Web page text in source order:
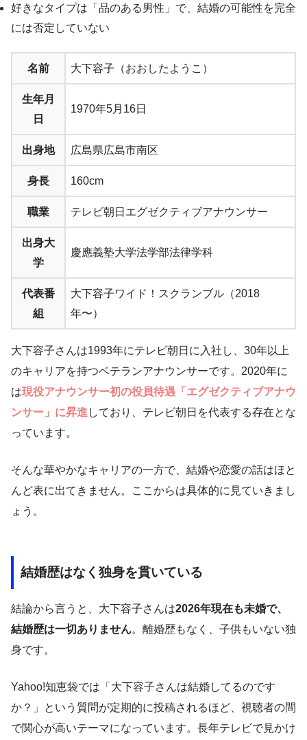
好きなタイプは「品のある男性」で、結婚の可能性を完全
には否定していない
名前 大下容子（おおしたようこ）
生年月
日
1970年5月16日
出身地 広島県広島市南区
身長 160cm
職業 テレビ朝日エグゼクティブアナウンサー
出身大
学
慶應義塾大学法学部法律学科
代表番
組
大下容子ワイド！スクランブル（2018
年〜）
大下容子さんは1993年にテレビ朝日に入社し、30年以上
のキャリアを持つベテランアナウンサーです。2020年に
は現役アナウンサー初の役員待遇「エグゼクティブアナウ
ンサー」に昇進しており、テレビ朝日を代表する存在とな
っています。
そんな華やかなキャリアの一方で、結婚や恋愛の話はほと
んど表に出てきません。ここからは具体的に見ていきまし
ょう。
結婚歴はなく独身を貫いている
結論から言うと、大下容子さんは2026年現在も未婚で、
結婚歴は一切ありません。離婚歴もなく、子供もいない独
身です。
Yahoo!知恵袋では「大下容子さんは結婚してるのです
か？」という質問が定期的に投稿されるほど、視聴者の間
で関心が高いテーマになっています。長年テレビで見かけ